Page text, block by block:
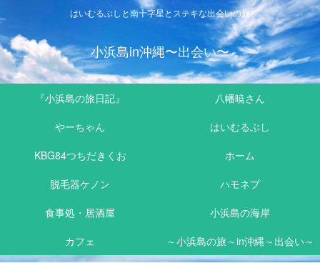
はいむるぶしと南十字星とステキな出会いの旅
小浜島in沖縄〜出会い〜
『小浜島の旅日記』
八幡暁さん
やーちゃん
はいむるぶし
KBG84つちだきくお
ホーム
脱毛器ケノン
ハモネプ
食事処・居酒屋
小浜島の海岸
カフェ
～小浜島の旅～in沖縄～出会い～